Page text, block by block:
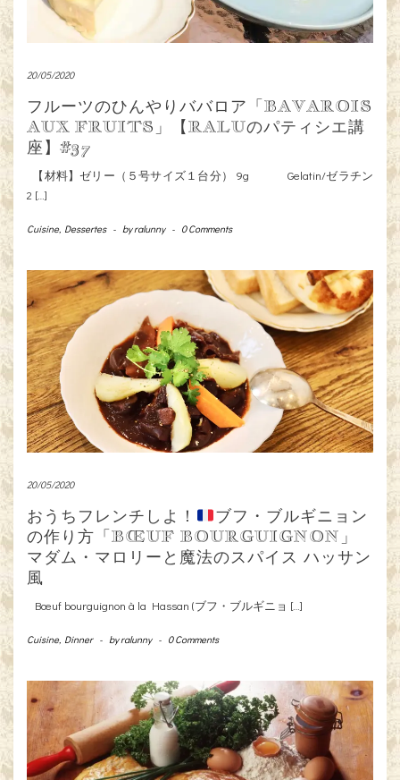
20/05/2020
フルーツのひんやりババロア「BAVAROIS
AUX FRUITS」【RALUのパティシエ講
座】#37
【材料】ゼリー（５号サイズ１台分） 9g Gelatin/ゼラチン
2 […]
Cuisine, Dessertes - byralunny - 0 Comments
20/05/2020
おうちフレンチしよ！
ブフ・ブルギニョン
の作り方「BŒUF BOURGUIGNON」
マダム・マロリーと魔法のスパイス ハッサン
風
Bœuf bourguignon à la Hassan (ブフ・ブルギニョ […]
Cuisine, Dinner - byralunny - 0 Comments